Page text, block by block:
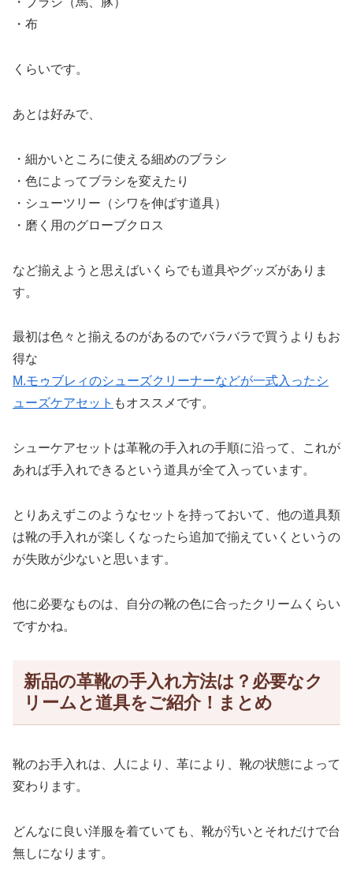
・布
くらいです。
あとは好みで、
・細かいところに使える細めのブラシ
・色によってブラシを変えたり
・シューツリー（シワを伸ばす道具）
・磨く用のグローブクロス
など揃えようと思えばいくらでも道具やグッズがありま
す。
最初は色々と揃えるのがあるのでバラバラで買うよりもお
得な
M.モゥブレィのシューズクリーナーなどが一式入ったシ
ューズケアセット もオススメです。
シューケアセットは革靴の手入れの手順に沿って、これが
あれば手入れできるという道具が全て入っています。
とりあえずこのようなセットを持っておいて、他の道具類
は靴の手入れが楽しくなったら追加で揃えていくというの
が失敗が少ないと思います。
他に必要なものは、自分の靴の色に合ったクリームくらい
ですかね。
新品の革靴の手入れ方法は？必要なク
リームと道具をご紹介！まとめ
靴のお手入れは、人により、革により、靴の状態によって
変わります。
どんなに良い洋服を着ていても、靴が汚いとそれだけで台
無しになります。